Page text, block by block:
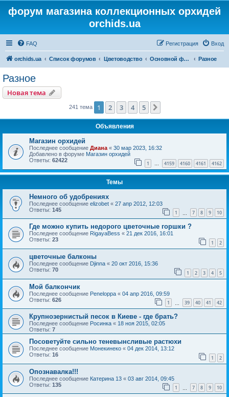
форум магазина коллекционных орхидей
orchids.ua
FAQ Вход
Регистрация
orchids.ua Список форумов Цветоводство Основной форум Разное
Разное
Новая тема
241 тема 1 2 3 4 5
Объявления
Магазин орхидей
Последнее сообщение Диана « 30 мар 2023, 16:32
Добавлено в форуме Магазин орхидей
Ответы: 62422 1 … 4159 4160 4161 4162
Темы
Немного об удобрениях
Последнее сообщение elizobet « 27 апр 2012, 12:03
Ответы: 145 1 7 8 9 10
Где можно купить недорого цветочные горшки ?
Последнее сообщение RigayaBess « 21 дек 2016, 16:01
Ответы: 23 1 2
цветочные балконы
Последнее сообщение Djinna « 20 окт 2016, 15:36
Ответы: 70 1 2 3 4 5
Мой балкончик
Последнее сообщение Peneloppa « 04 апр 2016, 09:59
Ответы: 626 1 39 40 41 42
Крупнозернистый песок в Киеве - где брать?
Последнее сообщение Росинка « 18 ноя 2015, 02:05
Ответы: 7
Посоветуйте сильно теневынсливые растюхи
Последнее сообщение Монекинеко « 04 дек 2014, 13:12
Ответы: 16 1 2
Опознавалка!!!
Последнее сообщение Катерина 13 « 03 авг 2014, 09:45
Ответы: 135 1 7 8 9 10